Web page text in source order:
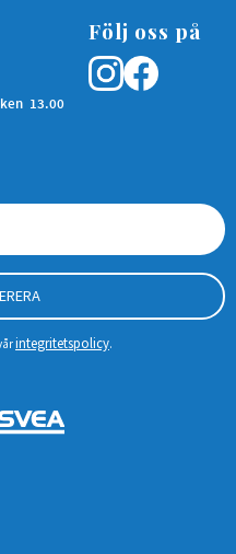
13.00
Följ oss på
integritetspolicy.